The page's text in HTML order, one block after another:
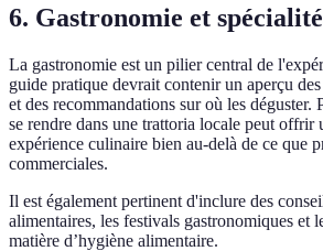
6. Gastronomie et
La gastronomie est un pilier central de
guide pratique devrait contenir un aperçu
et des recommandations sur où les déguster.
se rendre dans une trattoria locale peut offrir
expérience culinaire bien au-delà de ce que
commerciales.
Il est également pertinent d'inclure des
alimentaires, les festivals gastronomiques et
matière d’hygiène alimentaire.